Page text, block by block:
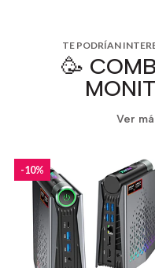
TE PODRÍAN
🥳
Ver
-10%